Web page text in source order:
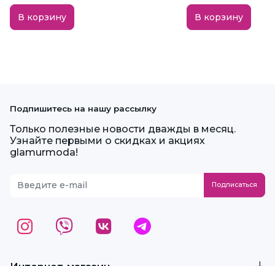
В корзину В корзину
Подпишитесь на нашу рассылку
Только полезные новости дважды в месяц.
Узнайте первыми о скидках и акциях
glamurmoda!